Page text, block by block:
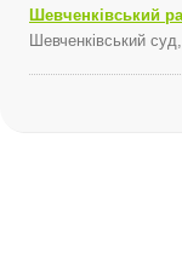
Шевченківський
Шевченківський